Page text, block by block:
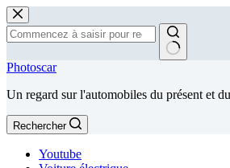
Passer
au
contenu
Aucun
Photoscar
Un regard sur l'automobiles du présent et
Rechercher
Youtube